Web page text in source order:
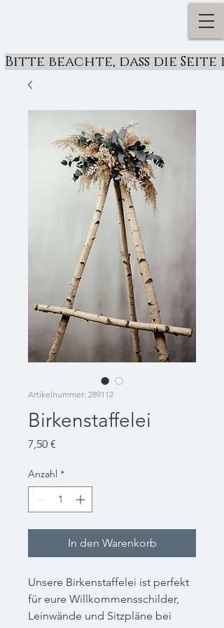
Bitte beachte, dass die
Artikelnummer: 289112
Birkenstaffelei
7,50 €
Anzahl *
In den Warenkorb
Unsere Birkenstaffelei ist perfekt
für eure Willkommensschilder,
Leinwände und Sitzpläne bei